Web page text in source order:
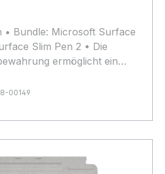
• Bundle: Microsoft Surface
Slim Pen 2 • Die
ermöglicht ein
Aufladen • Kompatibilität:
Pro 11, Surface Pro 10,
00149